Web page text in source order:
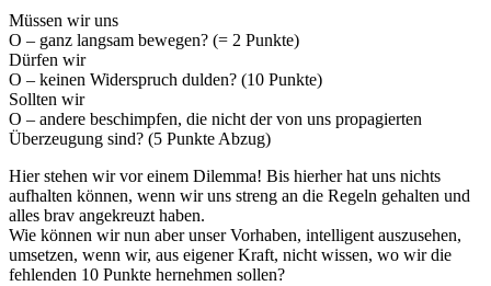
Müssen wir uns
O – ganz langsam bewegen? (= 2 Punkte)
Dürfen wir
O – keinen Widerspruch dulden? (10 Punkte)
Sollten wir
O – andere beschimpfen, die nicht der von uns propagierten
Überzeugung sind? (5 Punkte Abzug)
Hier stehen wir vor einem Dilemma! Bis hierher hat uns nichts
aufhalten können, wenn wir uns streng an die Regeln gehalten und
alles brav angekreuzt haben.
Wie können wir nun aber unser Vorhaben, intelligent auszusehen,
umsetzen, wenn wir, aus eigener Kraft, nicht wissen, wo wir die
fehlenden 10 Punkte hernehmen sollen?